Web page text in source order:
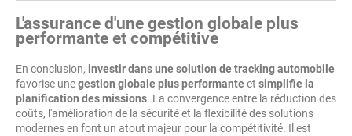
L'assurance d'une gestion globale plus
performante et compétitive
En conclusion, investir dans une solution de tracking automobile
favorise unegestion globale plus performanteet simplifie la
planification des missions. La convergence entre la réduction des
coûts, l'amélioration de la sécurité et la flexibilité des solutions
modernes en font un atout majeur pour la compétitivité. Il est